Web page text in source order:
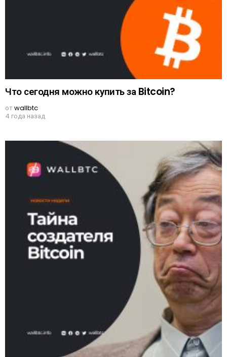
Что сегодня можно купить за Bitcoin?
отwallbtc
4 года назад